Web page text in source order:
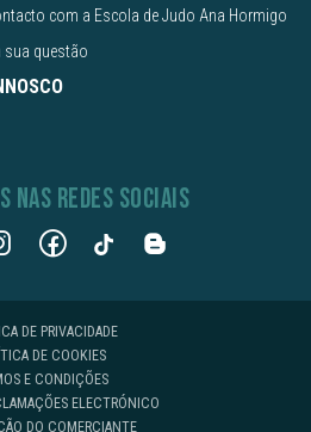
com a Escola de Judo Ana Hormigo
sua questão
NAS REDES SOCIAIS
DE PRIVACIDADE
DE COOKIES
E CONDIÇÕES
ELECTRÓNICO
DO COMERCIANTE